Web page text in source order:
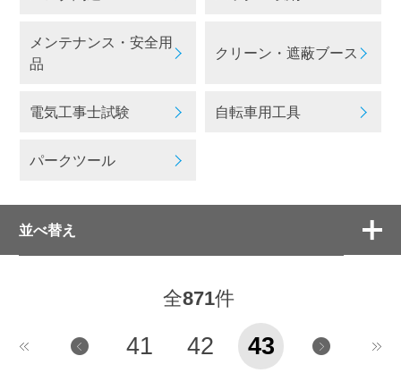
メンテナンス・安全用
品
クリーン・遮蔽ブース
電気工事士試験 自転車用工具
パークツール
並べ替え
全871件
41 42 43